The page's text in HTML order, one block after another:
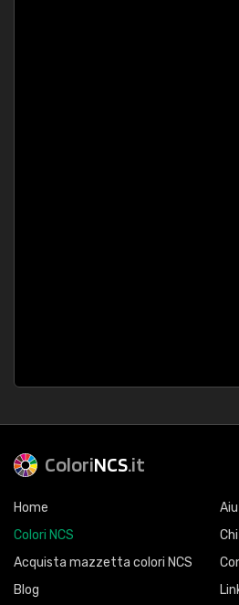
ColoriNCS.it
Home
Colori NCS
Acquista mazzetta colori NCS
Blog